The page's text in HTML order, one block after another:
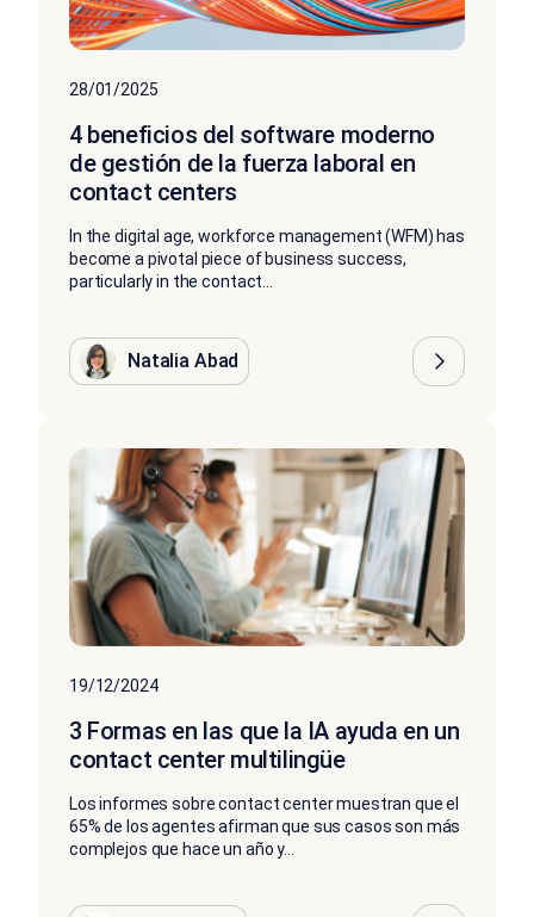
28/01/2025
4 beneficios del software moderno
de gestión de la fuerza laboral en
contact centers
In the digital age, workforce management (WFM) has
become a pivotal piece of business success,
particularly in the contact...
Natalia Abad
19/12/2024
3 Formas en las que la IA ayuda en un
contact center multilingüe
Los informes sobre contact center muestran que el
65% de los agentes afirman que sus casos son más
complejos que hace un año y...